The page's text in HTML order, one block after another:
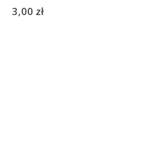
3,00 zł